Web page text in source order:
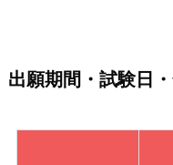
出願期間・試験日